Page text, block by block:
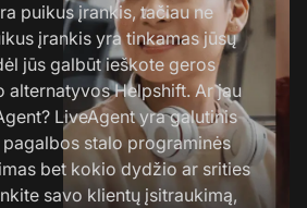
puikus įrankis, tačiau ne
įrankis yra tinkamas jūsų
jūs galbūt ieškote geros
alternatyvos Helpshift. Ar jau
LiveAgent yra galutinis
stalo programinės
bet kokio dydžio ar srities
savo klientų įsitraukimą,